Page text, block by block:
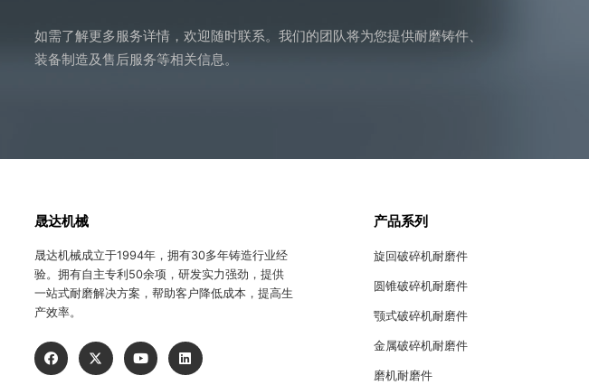
如需了解更多服务详情，欢迎随时联系。我们的团队将为您提供耐磨铸件、
装备制造及售后服务等相关信息。
晟达机械
晟达机械成立于1994年，拥有30多年铸造行业经
验。拥有自主专利50余项，研发实力强劲，提供
一站式耐磨解决方案，帮助客户降低成本，提高生
产效率。
产品系列
旋回破碎机耐磨件
圆锥破碎机耐磨件
颚式破碎机耐磨件
金属破碎机耐磨件
磨机耐磨件